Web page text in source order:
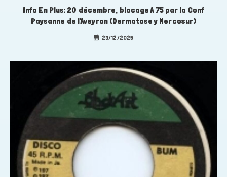
Info En Plus: 20 décembre, blocage A 75 par la Conf
Paysanne de l’Aveyron (Dermatose y Mercosur)
23/12/2025